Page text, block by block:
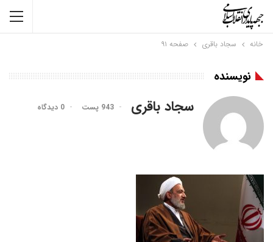
خانه سجاد باقری صفحه ۹۱
نویسنده
سجاد باقری 943 پست 0 دیدگاه